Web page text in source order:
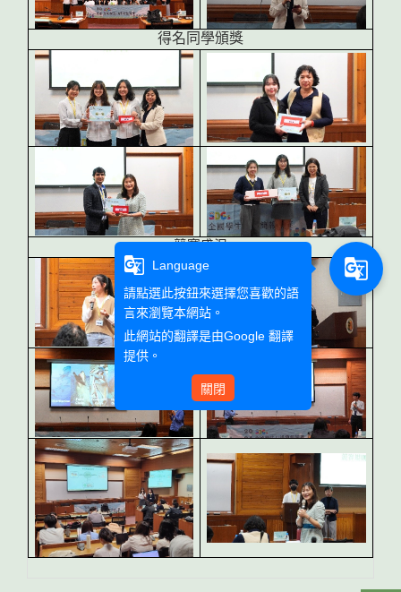
得名同學頒獎
g_translate
Language
請點選此按鈕來選擇您喜歡的語
言來瀏覽本網站。
此網站的翻譯是由Google 翻譯
提供。
關閉
g_translate